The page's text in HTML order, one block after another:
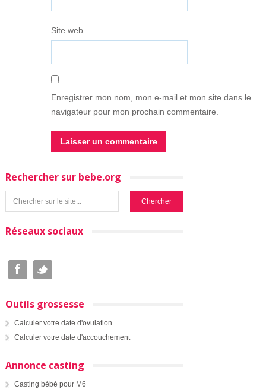
Site web
Enregistrer mon nom, mon e-mail et mon site dans le
navigateur pour mon prochain commentaire.
Rechercher sur bebe.org
Réseaux sociaux
Outils grossesse
Calculer votre date d'ovulation
Calculer votre date d'accouchement
Annonce casting
Casting bébé pour M6